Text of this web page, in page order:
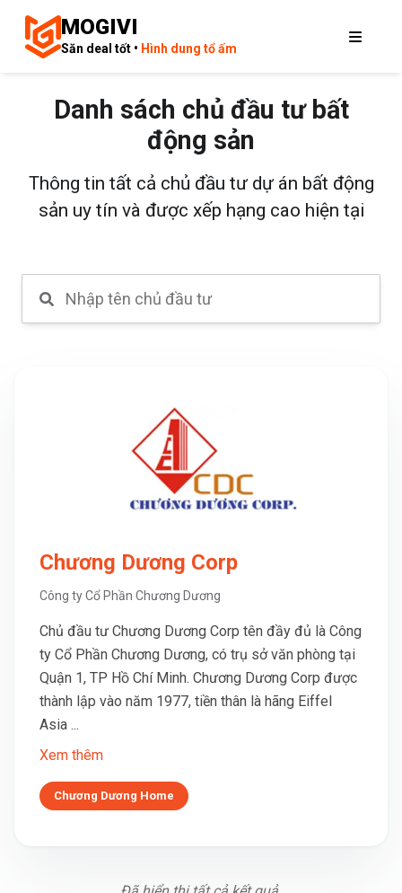
MOGIVI
Săn deal tốt • Hình dung tổ ấm
Danh sách chủ đầu tư bất
động sản
Thông tin tất cả chủ đầu tư dự án bất động
sản uy tín và được xếp hạng cao hiện tại
Chương Dương Corp
Công ty Cổ Phần Chương Dương
Chủ đầu tư Chương Dương Corp tên đầy đủ là Công
ty Cổ Phần Chương Dương, có trụ sở văn phòng tại
Quận 1, TP Hồ Chí Minh. Chương Dương Corp được
thành lập vào năm 1977, tiền thân là hãng Eiffel
Asia ...
Xem thêm
Chương Dương Home